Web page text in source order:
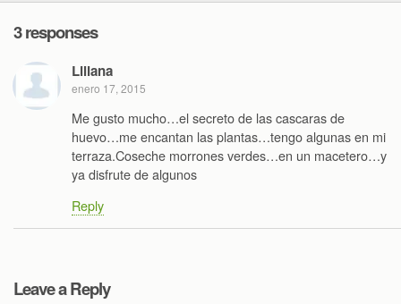
3 responses
Liliana
enero 17, 2015
Me gusto mucho…el secreto de las cascaras de
huevo…me encantan las plantas…tengo algunas en mi
terraza.Coseche morrones verdes…en un macetero…y
ya disfrute de algunos
Reply
Leave a Reply